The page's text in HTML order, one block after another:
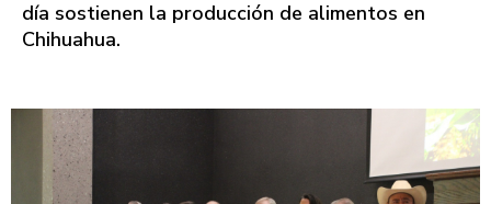
día sostienen la producción de alimentos en
Chihuahua.